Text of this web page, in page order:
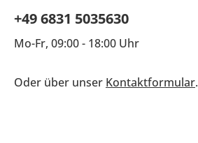
+49 6831 5035630
Mo-Fr, 09:00 - 18:00 Uhr
Oder über unser Kontaktformular.